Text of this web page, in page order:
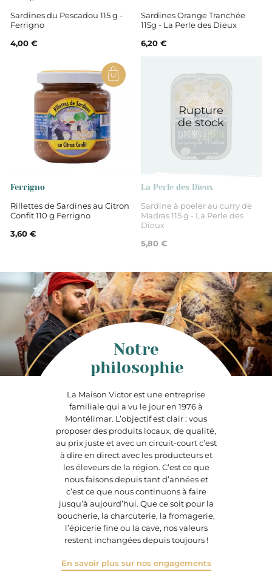
vierge extra, sel.
Conserves de poisson
Sardines du Pescadou 115 g -
Ferrigno
4,00 €
Sardines Orange Tranchée
115g - La Perle des Dieux
6,20 €
Ferrigno
Rillettes de Sardines au Citron
Confit 110 g Ferrigno
3,60 €
Rupture
de stock
La Perle des Dieux
Sardine à poeler au curry de
Madras 115 g - La Perle des
Dieux
5,80 €
La Maison Victor est une entreprise
familiale qui a vu le jour en 1976 à
Montélimar. L’objectif est clair : vous
proposer des produits locaux, de qualité,
au prix juste et avec un circuit-court c’est
à dire en direct avec les producteurs et
les éleveurs de la région. C’est ce que
nous faisons depuis tant d’années et
c’est ce que nous continuons à faire
jusqu’à aujourd’hui. Que ce soit pour la
boucherie, la charcuterie, la fromagerie,
l’épicerie fine ou la cave, nos valeurs
restent inchangées depuis toujours !
En savoir plus sur nos engagements
Notre
philosophie